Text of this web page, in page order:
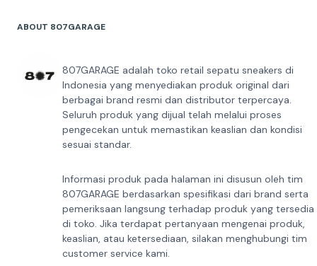
ABOUT 807GARAGE
807GARAGE adalah toko retail sepatu sneakers di
Indonesia yang menyediakan produk original dari
berbagai brand resmi dan distributor terpercaya.
Seluruh produk yang dijual telah melalui proses
pengecekan untuk memastikan keaslian dan kondisi
sesuai standar.
Informasi produk pada halaman ini disusun oleh tim
807GARAGE berdasarkan spesifikasi dari brand serta
pemeriksaan langsung terhadap produk yang tersedia
di toko. Jika terdapat pertanyaan mengenai produk,
keaslian, atau ketersediaan, silakan menghubungi tim
customer service kami.